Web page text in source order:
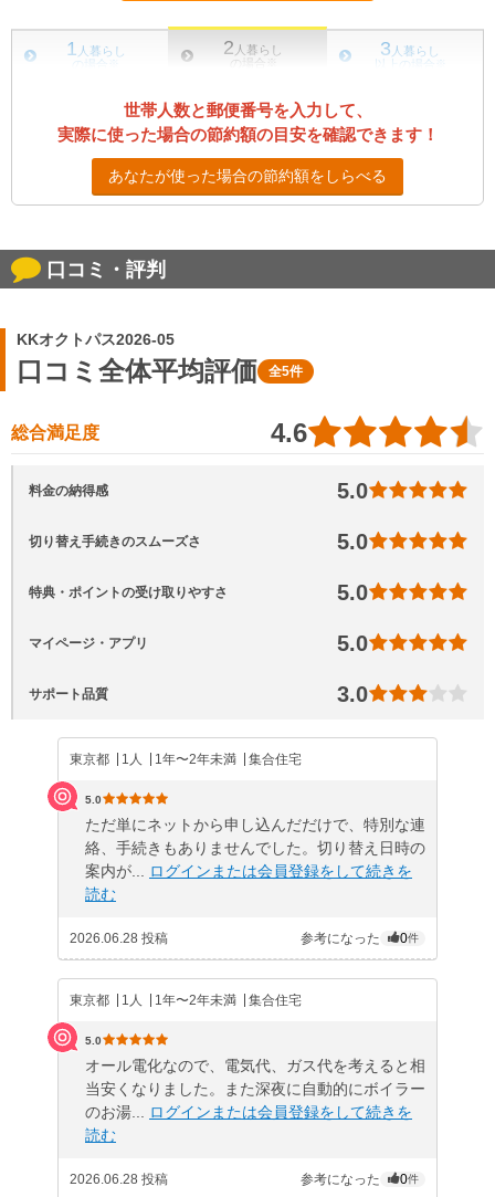
1 人暮らし
の場合
2 人暮らし
の場合
※
3 人暮らし
以上の場合
世帯人数と郵便番号を入力して、
実際に使った場合の節約額の目安を確認できます！
あなたが使った場合の節約額をしらべる
口コミ・評判
KKオクトパス2026-05
口コミ全体平均評価 全5件
総合満足度 4.6
料金の納得感 5.0
切り替え手続きのスムーズさ 5.0
特典・ポイントの受け取りやすさ 5.0
マイページ・アプリ 5.0
サポート品質 3.0
東京都 1人 1年〜2年未満 集合住宅
5.0
ただ単にネットから申し込んだだけで、特別な連
絡、手続きもありませんでした。切り替え日時の
案内が...
ログインまたは会員登録をして続きを
読む
2026.06.28 投稿 参考になった 0件
東京都 1人 1年〜2年未満 集合住宅
5.0
オール電化なので、電気代、ガス代を考えると相
当安くなりました。また深夜に自動的にボイラー
のお湯...
ログインまたは会員登録をして続きを
読む
2026.06.28 投稿 参考になった 0件